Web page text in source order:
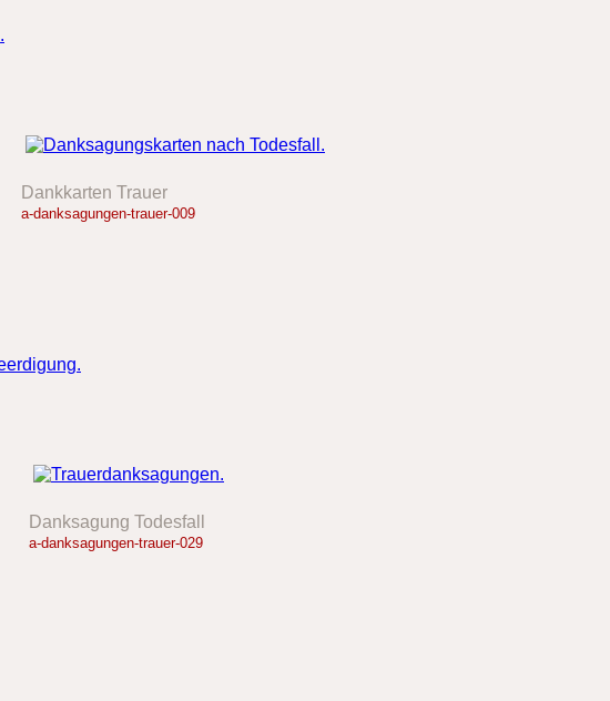
Dankkarten Trauer
a-danksagungen-trauer-009
Danksagung Todesfall
a-danksagungen-trauer-029